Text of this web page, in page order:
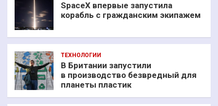
SpaceX впервые запустила
корабль с гражданским экипажем
ТЕХНОЛОГИИ
В Британии запустили
в производство безвредный для
планеты пластик